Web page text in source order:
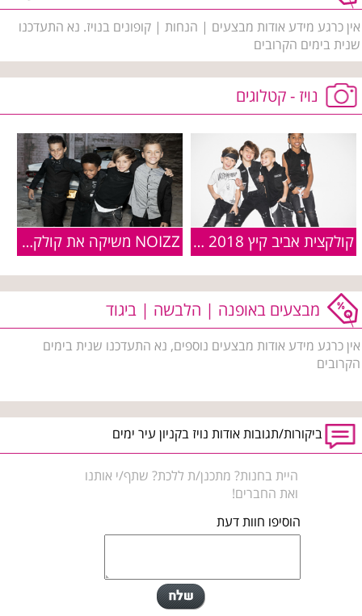
אין כרגע מידע אודות מבצעים | הנחות | קופונים בנויז. נא התעדכנו
שנית בימים הקרובים
נויז - קטלוגים
קולקצית אביב קיץ 2018 של רשת הילדים NOIZZ NOIZZ משיקה את קולקציית חורף 2017-2018
מבצעים באופנה | הלבשה | ביגוד
אין כרגע מידע אודות מבצעים נוספים, נא התעדכנו שנית בימים
הקרובים
ביקורות/תגובות אודות נויז בקניון עיר ימים
היית בחנות? מתכנן/ת ללכת? שתף/י אותנו
ואת החברים!
הוסיפו חוות דעת